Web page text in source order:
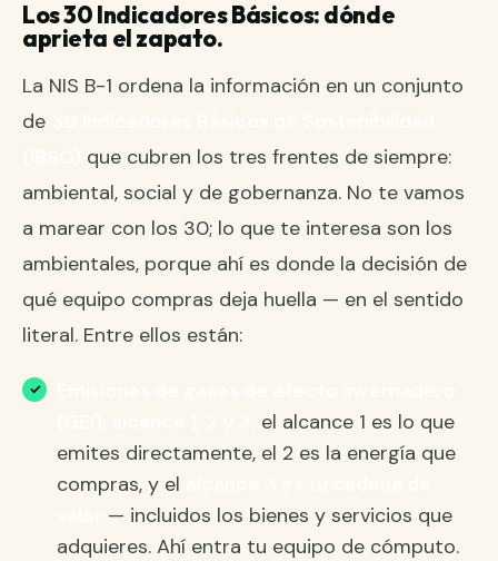
Los 30 Indicadores Básicos: dónde
aprieta el zapato.
La NIS B-1 ordena la información en un conjunto
de
que cubren los tres frentes de siempre:
ambiental, social y de gobernanza. No te vamos
a marear con los 30; lo que te interesa son los
ambientales, porque ahí es donde la decisión de
qué equipo compras deja huella — en el sentido
literal. Entre ellos están:
el alcance 1 es lo que
emites directamente, el 2 es la energía que
compras, y el
— incluidos los bienes y servicios que
adquieres. Ahí entra tu equipo de cómputo.